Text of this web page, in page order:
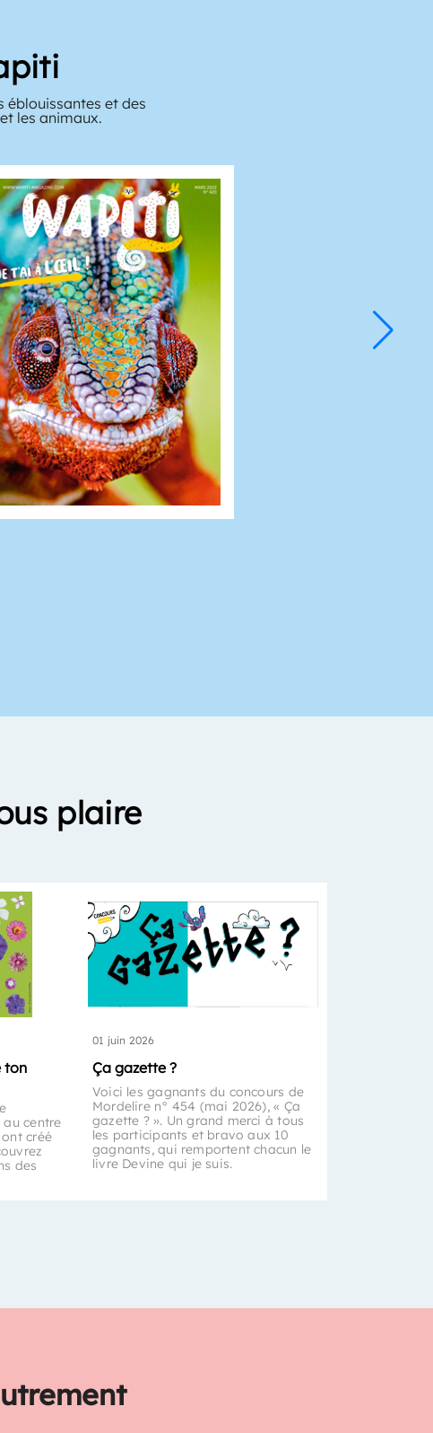
et des
les animaux.
plaire
ton
au centre
créé
des
01 juin 2026
Ça gazette ?
Voici les gagnants du concours de
Mordelire n° 454 (mai 2026), « Ça
gazette ? ». Un grand merci à tous
les participants et bravo aux 10
gagnants, qui remportent chacun le
livre Devine qui je suis.